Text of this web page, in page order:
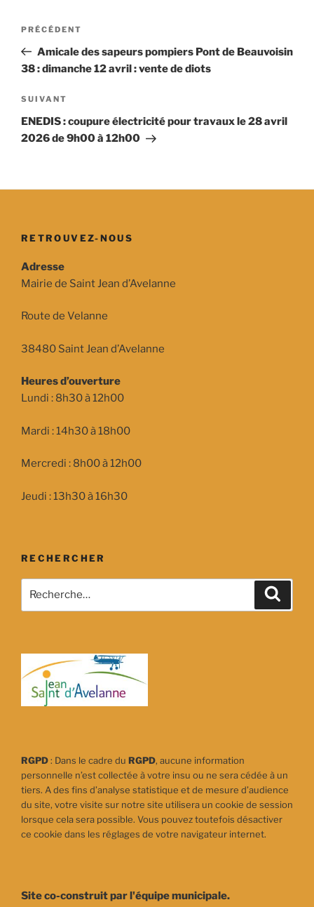
Navigation
l’article
Article
précédent
PRÉCÉDENT
Amicale des sapeurs pompiers Pont de Beauvoisin
38 : dimanche 12 avril : vente de diots
Article
suivant
SUIVANT
ENEDIS : coupure électricité pour travaux le 28 avril
2026 de 9h00 à 12h00
RETROUVEZ-NOUS
Adresse
Mairie de Saint Jean d’Avelanne
Route de Velanne
38480 Saint Jean d’Avelanne
Heures d’ouverture
Lundi : 8h30 à 12h00
Mardi : 14h30 à 18h00
Mercredi : 8h00 à 12h00
Jeudi : 13h30 à 16h30
RECHERCHER
pour
RGPD: Dans le cadre du RGPD, aucune information
personnelle n’est collectée à votre insu ou ne sera cédée à un
tiers. A des fins d’analyse statistique et de mesure d’audience
du site, votre visite sur notre site utilisera un cookie de session
lorsque cela sera possible. Vous pouvez toutefois désactiver
ce cookie dans les réglages de votre navigateur internet.
Site co-construit par l'équipe municipale.